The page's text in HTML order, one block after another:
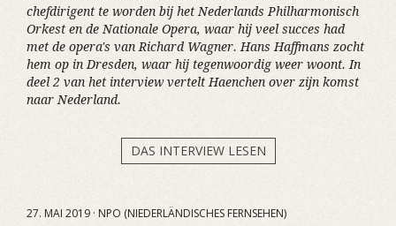
chefdirigent te worden bij het Nederlands Philharmonisch
Orkest en de Nationale Opera, waar hij veel succes had
met de opera's van Richard Wagner. Hans Haffmans zocht
hem op in Dresden, waar hij tegenwoordig weer woont. In
deel 2 van het interview vertelt Haenchen over zijn komst
naar Nederland.
DAS INTERVIEW LESEN
27. MAI 2019 · NPO (NIEDERLÄNDISCHES FERNSEHEN)